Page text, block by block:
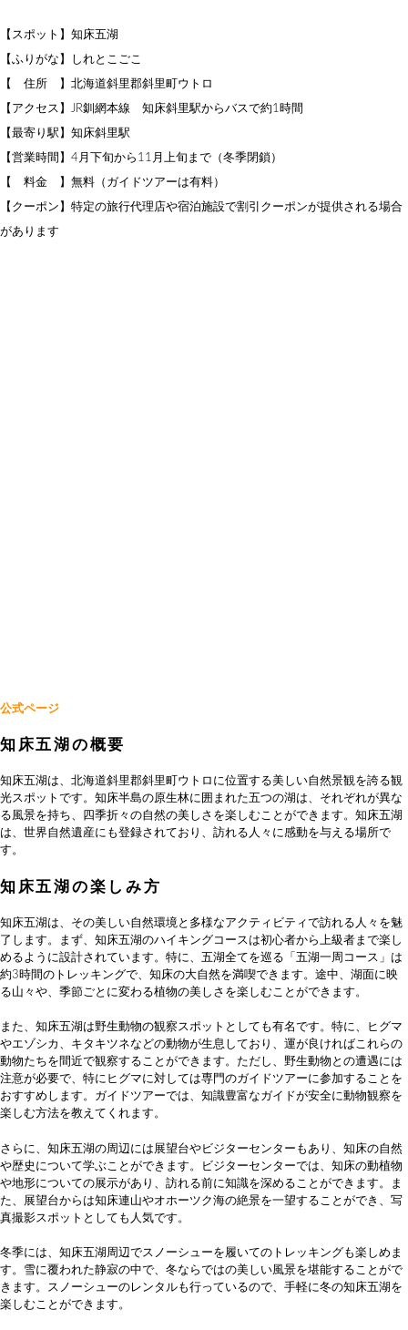
【スポット】知床五湖
【ふりがな】しれとこごこ
【 住所 】北海道斜里郡斜里町ウトロ
【アクセス】JR釧網本線 知床斜里駅からバスで約1時間
【最寄り駅】知床斜里駅
【営業時間】4月下旬から11月上旬まで（冬季閉鎖）
【 料金 】無料（ガイドツアーは有料）
【クーポン】特定の旅行代理店や宿泊施設で割引クーポンが提供される場合
があります
公式ページ
知床五湖の概要
知床五湖は、北海道斜里郡斜里町ウトロに位置する美しい自然景観を誇る観
光スポットです。知床半島の原生林に囲まれた五つの湖は、それぞれが異な
る風景を持ち、四季折々の自然の美しさを楽しむことができます。知床五湖
は、世界自然遺産にも登録されており、訪れる人々に感動を与える場所で
す。
知床五湖の楽しみ方
知床五湖は、その美しい自然環境と多様なアクティビティで訪れる人々を魅
了します。まず、知床五湖のハイキングコースは初心者から上級者まで楽し
めるように設計されています。特に、五湖全てを巡る「五湖一周コース」は
約3時間のトレッキングで、知床の大自然を満喫できます。途中、湖面に映
る山々や、季節ごとに変わる植物の美しさを楽しむことができます。
また、知床五湖は野生動物の観察スポットとしても有名です。特に、ヒグマ
やエゾシカ、キタキツネなどの動物が生息しており、運が良ければこれらの
動物たちを間近で観察することができます。ただし、野生動物との遭遇には
注意が必要で、特にヒグマに対しては専門のガイドツアーに参加することを
おすすめします。ガイドツアーでは、知識豊富なガイドが安全に動物観察を
楽しむ方法を教えてくれます。
さらに、知床五湖の周辺には展望台やビジターセンターもあり、知床の自然
や歴史について学ぶことができます。ビジターセンターでは、知床の動植物
や地形についての展示があり、訪れる前に知識を深めることができます。ま
た、展望台からは知床連山やオホーツク海の絶景を一望することができ、写
真撮影スポットとしても人気です。
冬季には、知床五湖周辺でスノーシューを履いてのトレッキングも楽しめま
す。雪に覆われた静寂の中で、冬ならではの美しい風景を堪能することがで
きます。スノーシューのレンタルも行っているので、手軽に冬の知床五湖を
楽しむことができます。